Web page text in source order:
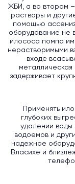
ЖБИ, а во втором
растворы и
помощью
оборудование не
илососа помпа
нерастворимыми
входе
задерживает
Применять
глубоких
удалении воды
водоемов и
надежное
Власихе и